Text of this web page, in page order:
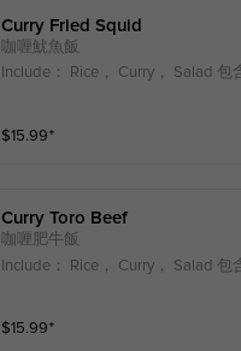
Curry Fried Squid
咖喱魷魚飯
Include： Rice， Curry， Salad
$15.99⁺
Curry Toro Beef
咖喱肥牛飯
Include： Rice， Curry， Salad
$15.99⁺